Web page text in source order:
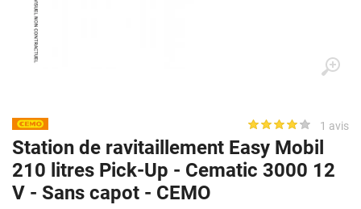
1 avis
Station de ravitaillement Easy Mobil
210 litres Pick-Up - Cematic 3000 12
V - Sans capot - CEMO